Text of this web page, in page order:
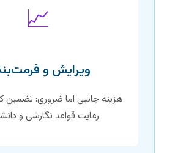
📈
ویرایش و
هزینه جانبی اما ضروری: تضمین
رعایت قواعد نگارشی و